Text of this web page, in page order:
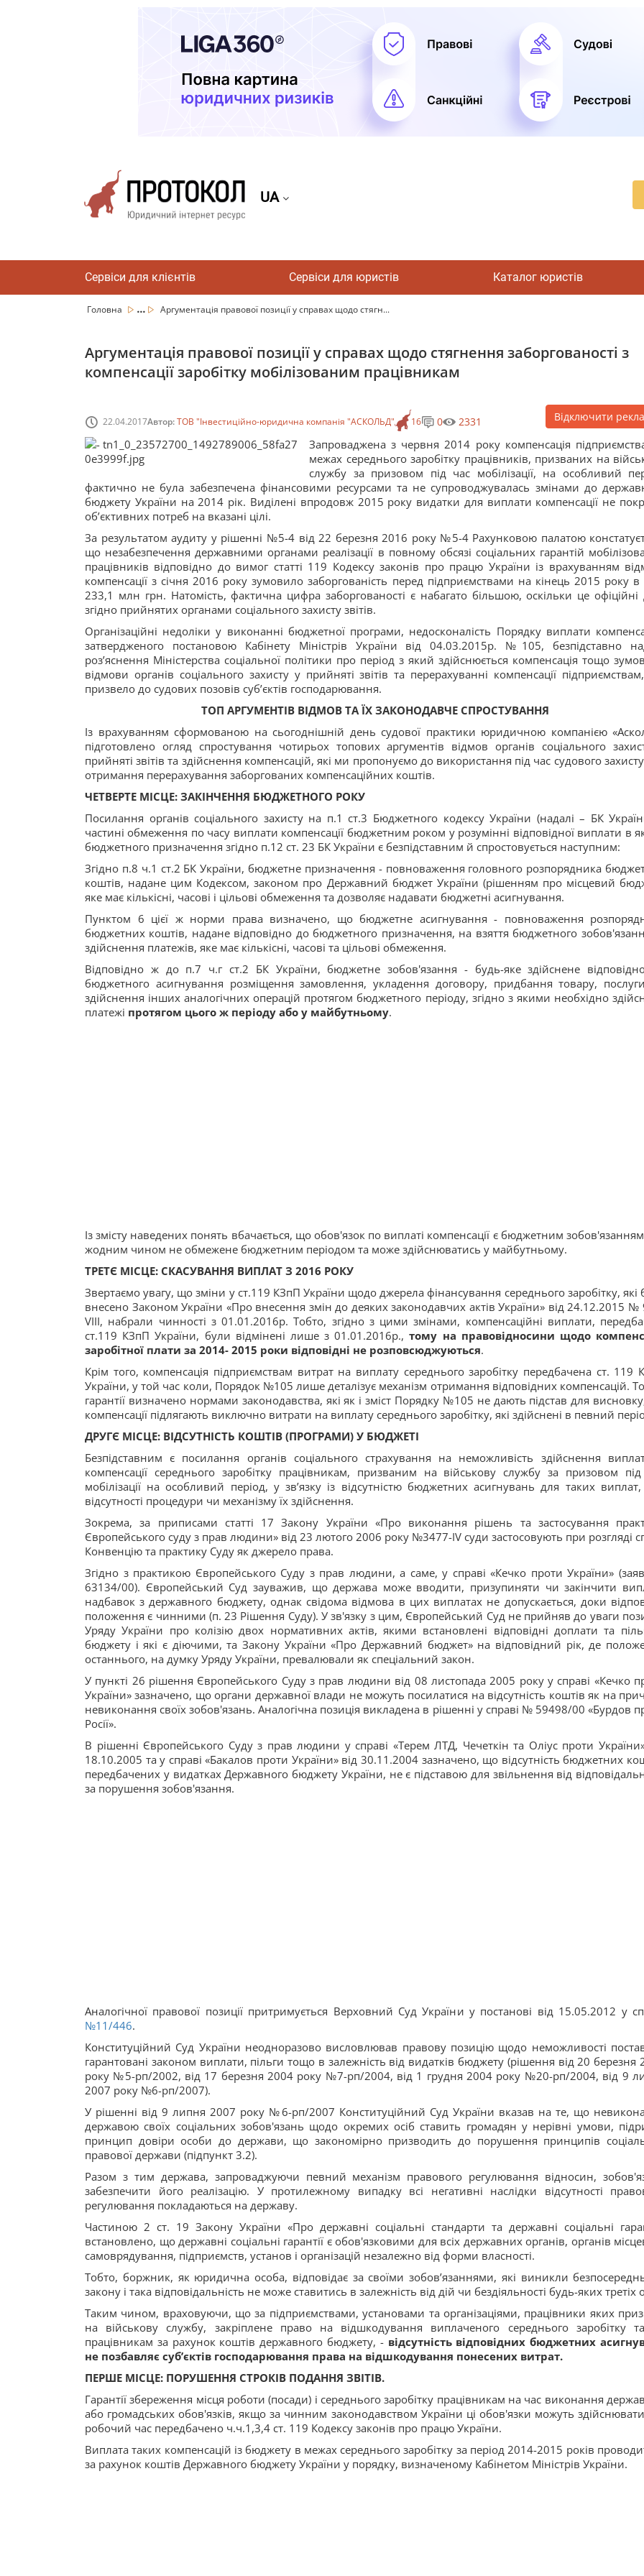
UA
Сервіси для клієнтів Сервіси для юристів Каталог юристів
Головна ... Аргументація правової позиції у справах щодо стягн...
Аргументація правової позиції у справах щодо стягнення заборгованості з
компенсації заробітку мобілізованим працівникам
22.04.2017Автор:ТОВ "Інвестиційно-юридична компанія "АСКОЛЬД" 16 0 2331 Відключити
Запроваджена з червня 2014 року компенсація
межах середнього заробітку працівників, призваних на
службу за призовом під час мобілізації, на особливий
фактично не була забезпечена фінансовими ресурсами та не супроводжувалась змінами до
бюджету України на 2014 рік. Виділені впродовж 2015 року видатки для виплати компенсації не
об’єктивних потреб на вказані цілі.
За результатом аудиту у рішенні №5-4 від 22 березня 2016 року №5-4 Рахунковою палатою
що незабезпечення державними органами реалізації в повному обсязі соціальних гарантій
працівників відповідно до вимог статті 119 Кодексу законів про працю України із врахуванням
компенсації з січня 2016 року зумовило заборгованість перед підприємствами на кінець 2015 року в
233,1 млн грн. Натомість, фактична цифра заборгованості є набагато більшою, оскільки це офіційні
згідно прийнятих органами соціального захисту звітів.
Організаційні недоліки у виконанні бюджетної програми, недосконалість Порядку виплати
затвердженого постановою Кабінету Міністрів України від 04.03.2015р. №105, безпідставно
роз’яснення Міністерства соціальної політики про період з який здійснюється компенсація тощо
відмови органів соціального захисту у прийняті звітів та перерахуванні компенсації
призвело до судових позовів суб’єктів господарювання.
ТОП АРГУМЕНТІВ ВІДМОВ ТА ЇХ ЗАКОНОДАВЧЕ СПРОСТУВАННЯ
Із врахуванням сформованою на сьогоднішній день судової практики юридичною компанією
підготовлено огляд спростування чотирьох топових аргументів відмов органів соціального
прийняті звітів та здійснення компенсацій, які ми пропонуємо до використання під час судового
отримання перерахування заборгованих компенсаційних коштів.
ЧЕТВЕРТЕ МІСЦЕ: ЗАКІНЧЕННЯ БЮДЖЕТНОГО РОКУ
Посилання органів соціального захисту на п.1 ст.3 Бюджетного кодексу України (надалі – БК
частині обмеження по часу виплати компенсації бюджетним роком у розумінні відповідної виплати в
бюджетного призначення згідно п.12 ст. 23 БК України є безпідставним й спростовується наступним:
Згідно п.8 ч.1 ст.2 БК України, бюджетне призначення - повноваження головного розпорядника
коштів, надане цим Кодексом, законом про Державний бюджет України (рішенням про місцевий
яке має кількісні, часові і цільові обмеження та дозволяє надавати бюджетні асигнування.
Пунктом 6 цієї ж норми права визначено, що бюджетне асигнування - повноваження
бюджетних коштів, надане відповідно до бюджетного призначення, на взяття бюджетного
здійснення платежів, яке має кількісні, часові та цільові обмеження.
Відповідно ж до п.7 ч.г ст.2 БК України, бюджетне зобов'язання - будь-яке здійснене
бюджетного асигнування розміщення замовлення, укладення договору, придбання товару,
здійснення інших аналогічних операцій протягом бюджетного періоду, згідно з якими необхідно
платежі протягом цього ж періоду або у майбутньому.
Із змісту наведених понять вбачається, що обов'язок по виплаті компенсації є бюджетним
жодним чином не обмежене бюджетним періодом та може здійснюватись у майбутньому.
ТРЕТЄ МІСЦЕ: СКАСУВАННЯ ВИПЛАТ З 2016 РОКУ
Звертаємо увагу, що зміни у ст.119 КЗпП України щодо джерела фінансування середнього заробітку, які
внесено Законом України «Про внесення змін до деяких законодавчих актів України» від 24.12.2015 №
VIII, набрали чинності з 01.01.2016р. Тобто, згідно з цими змінами, компенсаційні виплати,
ст.119 КЗпП України, були відмінені лише з 01.01.2016р.,тому на правовідносини щодо
заробітної плати за 2014- 2015 роки відповідні не розповсюджуються.
Крім того, компенсація підприємствам витрат на виплату середнього заробітку передбачена ст. 119
України, у той час коли, Порядок №105 лише деталізує механізм отримання відповідних компенсацій.
гарантії визначено нормами законодавства, які як і зміст Порядку №105 не дають підстав для
компенсації підлягають виключно витрати на виплату середнього заробітку, які здійснені в певний
ДРУГЄ МІСЦЕ: ВІДСУТНІСТЬ КОШТІВ (ПРОГРАМИ) У БЮДЖЕТІ
Безпідставним є посилання органів соціального страхування на неможливість здійснення
компенсації середнього заробітку працівникам, призваним на військову службу за призовом
мобілізації на особливий період, у зв’язку із відсутністю бюджетних асигнувань для таких
відсутності процедури чи механізму їх здійснення.
Зокрема, за приписами статті 17 Закону України «Про виконання рішень та застосування
Європейського суду з прав людини» від 23 лютого 2006 року №3477-IV суди застосовують при розгляді
Конвенцію та практику Суду як джерело права.
Згідно з практикою Європейського Суду з прав людини, а саме, у справі «Кечко проти України»
63134/00). Європейський Суд зауважив, що держава може вводити, призупиняти чи закінчити
надбавок з державного бюджету, однак свідома відмова в цих виплатах не допускається, доки
положення є чинними (п. 23 Рішення Суду). У зв'язку з цим, Європейський Суд не прийняв до уваги
Уряду України про колізію двох нормативних актів, якими встановлені відповідні доплати та
бюджету і які є діючими, та Закону України «Про Державний бюджет» на відповідний рік, де
останнього, на думку Уряду України, превалювали як спеціальний закон.
У пункті 26 рішення Європейського Суду з прав людини від 08 листопада 2005 року у справі «Кечко
України» зазначено, що органи державної влади не можуть посилатися на відсутність коштів як на
невиконання своїх зобов'язань. Аналогічна позиція викладена в рішенні у справі № 59498/00 «Бурдов
Росії».
В рішенні Європейського Суду з прав людини у справі «Терем ЛТД, Чечеткін та Оліус проти
18.10.2005 та у справі «Бакалов проти України» від 30.11.2004 зазначено, що відсутність бюджетних
передбачених у видатках Державного бюджету України, не є підставою для звільнення від
за порушення зобов'язання.
Аналогічної правової позиції притримується Верховний Суд України у постанові від 15.05.2012 у
№11/446.
Конституційний Суд України неодноразово висловлював правову позицію щодо неможливості
гарантовані законом виплати, пільги тощо в залежність від видатків бюджету (рішення від 20 березня
року №5-рп/2002, від 17 березня 2004 року №7-рп/2004, від 1 грудня 2004 року №20-рп/2004, від 9
2007 року №6-рп/2007).
У рішенні від 9 липня 2007 року №6-рп/2007 Конституційний Суд України вказав на те, що
державою своїх соціальних зобов'язань щодо окремих осіб ставить громадян у нерівні умови,
принцип довіри особи до держави, що закономірно призводить до порушення принципів
правової держави (підпункт 3.2).
Разом з тим держава, запроваджуючи певний механізм правового регулювання відносин,
забезпечити його реалізацію. У протилежному випадку всі негативні наслідки відсутності
регулювання покладаються на державу.
Частиною 2 ст. 19 Закону України «Про державні соціальні стандарти та державні соціальні
встановлено, що державні соціальні гарантії є обов'язковими для всіх державних органів, органів
самоврядування, підприємств, установ і організацій незалежно від форми власності.
Тобто, боржник, як юридична особа, відповідає за своїми зобов’язаннями, які виникли
закону і така відповідальність не може ставитись в залежність від дій чи бездіяльності будь-яких третіх
Таким чином, враховуючи, що за підприємствами, установами та організаціями, працівники яких
на військову службу, закріплене право на відшкодування виплаченого середнього заробітку
працівникам за рахунок коштів державного бюджету, - відсутність відповідних бюджетних
не позбавляє суб’єктів господарювання права на відшкодування понесених витрат.
ПЕРШЕ МІСЦЕ: ПОРУШЕННЯ СТРОКІВ ПОДАННЯ ЗВІТІВ.
Гарантії збереження місця роботи (посади) і середнього заробітку працівникам на час виконання
або громадських обов'язків, якщо за чинним законодавством України ці обов'язки можуть
робочий час передбачено ч.ч.1,3,4 ст. 119 Кодексу законів про працю України.
Виплата таких компенсацій із бюджету в межах середнього заробітку за період 2014-2015 років
за рахунок коштів Державного бюджету України у порядку, визначеному Кабінетом Міністрів України.